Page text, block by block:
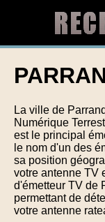
La ville de
Numérique
est le principal
le nom d'un des
sa position
votre antenne TV
d'émetteur TV de
permettant de
votre antenne